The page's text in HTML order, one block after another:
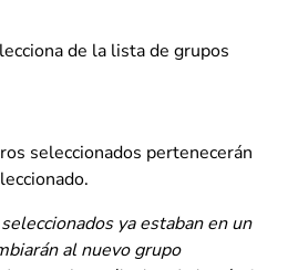
de la lista de grupos
seleccionados pertenecerán
ya estaban en un
al nuevo grupo